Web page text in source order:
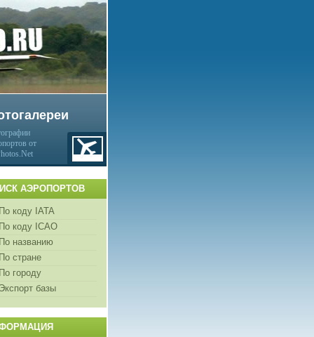
от
АЭРОПОРТОВ
По коду IATA
По коду ICAO
По названию
По стране
По городу
Экспорт базы